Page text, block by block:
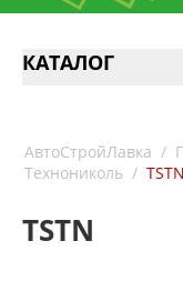
КАТАЛОГ
АвтоСтройЛавка /
Технониколь / TSTN
TSTN